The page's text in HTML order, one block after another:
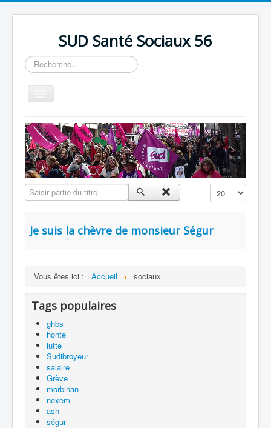
SUD Santé Sociaux 56
Rechercher
Basculer
la
Accueil
Présentation
Nos bureaux
Nos Luttes
Outils
Saisir partie du titre Affichage #
Je suis la chèvre de monsieur Ségur
Vous êtes ici : Accueil sociaux
Tags populaires
ghbs
honte
lutte
Sudibroyeur
salaire
Grève
morbihan
nexem
ash
ségur